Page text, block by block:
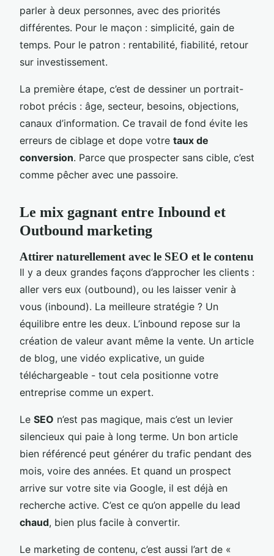
parler à deux personnes, avec des priorités
différentes. Pour le maçon : simplicité, gain de
temps. Pour le patron : rentabilité, fiabilité, retour
sur investissement.
La première étape, c’est de dessiner un portrait-
robot précis : âge, secteur, besoins, objections,
canaux d’information. Ce travail de fond évite les
erreurs de ciblage et dope votre taux de
conversion. Parce que prospecter sans cible, c’est
comme pêcher avec une passoire.
Le mix gagnant entre Inbound et
Outbound marketing
Attirer naturellement avec le SEO et le contenu
Il y a deux grandes façons d’approcher les clients :
aller vers eux (outbound), ou les laisser venir à
vous (inbound). La meilleure stratégie ? Un
équilibre entre les deux. L’inbound repose sur la
création de valeur avant même la vente. Un article
de blog, une vidéo explicative, un guide
téléchargeable - tout cela positionne votre
entreprise comme un expert.
Le SEO n’est pas magique, mais c’est un levier
silencieux qui paie à long terme. Un bon article
bien référencé peut générer du trafic pendant des
mois, voire des années. Et quand un prospect
arrive sur votre site via Google, il est déjà en
recherche active. C’est ce qu’on appelle du lead
chaud, bien plus facile à convertir.
Le marketing de contenu, c’est aussi l’art de «